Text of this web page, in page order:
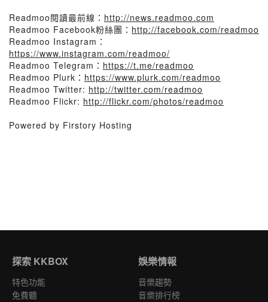
Readmoo閱讀最前線： http://news.readmoo.com
Readmoo Facebook粉絲團： http://facebook.com/readmoo
Readmoo Instagram：
https://www.instagram.com/readmoo/
Readmoo Telegram： https://t.me/readmoo
Readmoo Plurk： https://www.plurk.com/readmoo
Readmoo Twitter: http://twitter.com/readmoo
Readmoo Flickr: http://flickr.com/photos/readmoo
Powered by Firstory Hosting
探索 KKBOX
特色功能
免費聽
娛樂情報
音樂趨勢
音樂排行榜